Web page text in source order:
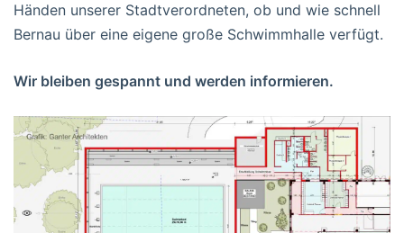
Händen unserer Stadtverordneten, ob und wie schnell
Bernau über eine eigene große Schwimmhalle verfügt.
Wir bleiben gespannt und werden informieren.